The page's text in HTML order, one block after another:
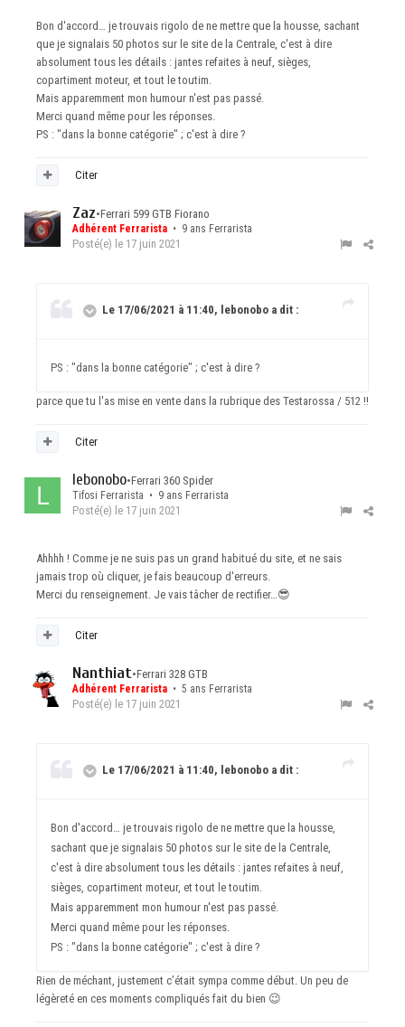
Bon d'accord… je trouvais rigolo de ne mettre que la housse, sachant
que je signalais 50 photos sur le site de la Centrale, c'est à dire
absolument tous les détails : jantes refaites à neuf, sièges,
copartiment moteur, et tout le toutim.
Mais apparemment mon humour n'est pas passé.
Merci quand même pour les réponses.
PS : "dans la bonne catégorie" ; c'est à dire ?
Citer
Zaz•Ferrari 599 GTB Fiorano
Adhérent Ferrarista • 9 ans Ferrarista
Posté(e) le 17 juin 2021
Le 17/06/2021 à 11:40, lebonobo a dit :
PS : "dans la bonne catégorie" ; c'est à dire ?
parce que tu l'as mise en vente dans la rubrique des Testarossa / 512 !!
Citer
lebonobo•Ferrari 360 Spider
Tifosi Ferrarista • 9 ans Ferrarista
Posté(e) le 17 juin 2021
Ahhhh ! Comme je ne suis pas un grand habitué du site, et ne sais
jamais trop où cliquer, je fais beaucoup d'erreurs.
Merci du renseignement. Je vais tâcher de rectifier…😎
Citer
Nanthiat•Ferrari 328 GTB
Adhérent Ferrarista • 5 ans Ferrarista
Posté(e) le 17 juin 2021
Le 17/06/2021 à 11:40, lebonobo a dit :
Bon d'accord… je trouvais rigolo de ne mettre que la housse,
sachant que je signalais 50 photos sur le site de la Centrale,
c'est à dire absolument tous les détails : jantes refaites à neuf,
sièges, copartiment moteur, et tout le toutim.
Mais apparemment mon humour n'est pas passé.
Merci quand même pour les réponses.
PS : "dans la bonne catégorie" ; c'est à dire ?
Rien de méchant, justement c’était sympa comme début. Un peu de
légèreté en ces moments compliqués fait du bien 😉